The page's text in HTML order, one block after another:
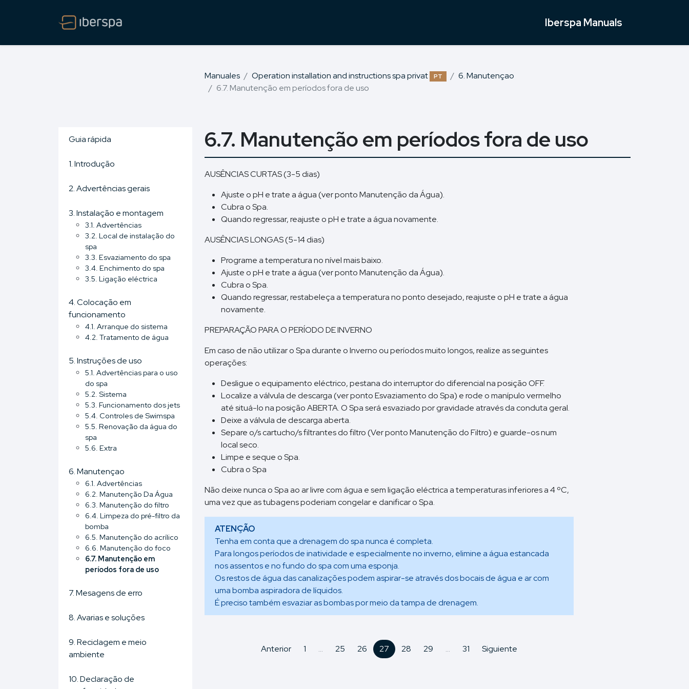
Iberspa Manuals
Manuales Operation installation and instructions spa privat PT
6. Manutençao
6.7. Manutenção em períodos fora de uso
Guia rápida
1. Introdução
2. Advertências gerais
3. Instalação e montagem
3.1. Advertências
3.2. Local de instalação do
spa
3.3. Esvaziamento do spa
3.4. Enchimento do spa
3.5. Ligação eléctrica
4. Colocação em
funcionamento
4.1. Arranque do sistema
4.2. Tratamento de água
5. Instruções de uso
5.1. Advertências para o uso
do spa
5.2. Sistema
5.3. Funcionamento dos jets
5.4. Controles de Swimspa
5.5. Renovação da água do
spa
5.6. Extra
6. Manutençao
6.1. Advertências
6.2. Manutenção Da Água
6.3. Manutenção do filtro
6.4. Limpeza do pré-filtro da
bomba
6.5. Manutenção do acrílico
6.6. Manutenção do foco
6.7. Manutenção em
períodos fora de uso
7. Mesagens de erro
8. Avarias e soluções
9. Reciclagem e meio
ambiente
10. Declaração de
6.7. Manutenção em períodos fora de uso
AUSÊNCIAS CURTAS (3-5 dias)
Ajuste o pH e trate a água (ver ponto Manutenção da Água).
Cubra o Spa.
Quando regressar, reajuste o pH e trate a água novamente.
AUSÊNCIAS LONGAS (5-14 dias)
Programe a temperatura no nível mais baixo.
Ajuste o pH e trate a água (ver ponto Manutenção da Água).
Cubra o Spa.
Quando regressar, restabeleça a temperatura no ponto desejado, reajuste o pH e trate a água
novamente.
PREPARAÇÃO PARA O PERÍODO DE INVERNO
Em caso de não utilizar o Spa durante o Inverno ou períodos muito longos, realize as seguintes
operações:
Desligue o equipamento eléctrico, pestana do interruptor do diferencial na posição OFF.
Localize a válvula de descarga (ver ponto Esvaziamento do Spa) e rode o manípulo vermelho
até situá-lo na posição ABERTA. O Spa será esvaziado por gravidade através da conduta geral.
Deixe a válvula de descarga aberta.
Separe o/s cartucho/s filtrantes do filtro (Ver ponto Manutenção do Filtro) e guarde-os num
local seco.
Limpe e seque o Spa.
Cubra o Spa
Não deixe nunca o Spa ao ar livre com água e sem ligação eléctrica a temperaturas inferiores a 4 ºC,
uma vez que as tubagens poderiam congelar e danificar o Spa.
ATENÇÃO
Tenha em conta que a drenagem do spa nunca é completa.
Para longos períodos de inatividade e especialmente no inverno, elimine a água estancada
nos assentos e no fundo do spa com uma esponja.
Os restos de água das canalizações podem aspirar-se através dos bocais de água e ar com
uma bomba aspiradora de líquidos.
É preciso também esvaziar as bombas por meio da tampa de drenagem.
Anterior 1 ... 25 26 27 28 29 ... 31 Siguiente